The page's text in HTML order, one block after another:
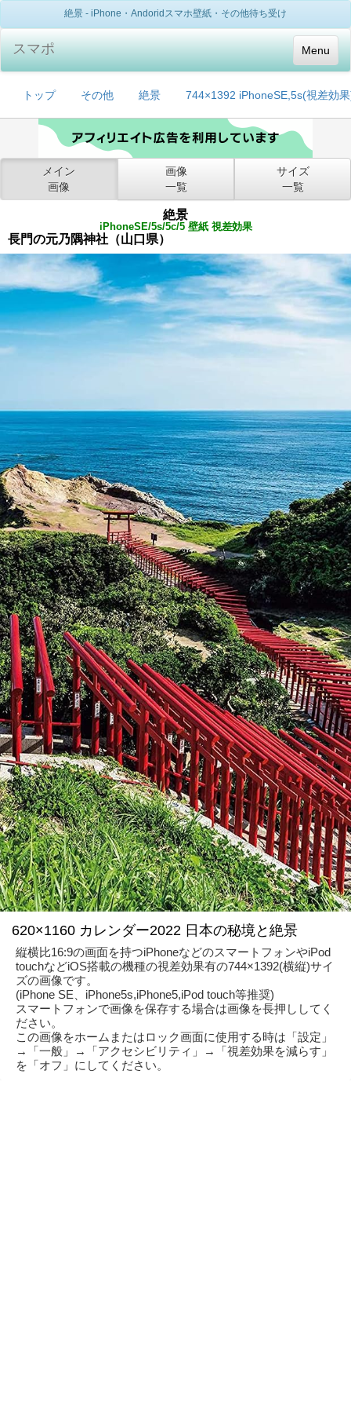
絶景 - iPhone・Andoridスマホ壁紙・その他待ち受け
Menu
スマポ
トップ その他 絶景 744×1392 iPhoneSE,5s(視差効
メイン
画像
画像
一覧
サイズ
一覧
絶景
iPhoneSE/5s/5c/5 壁紙 視差効果
長門の元乃隅神社（山口県）
620×1160 カレンダー2022 日本の秘境と絶景
縦横比16:9の画面を持つiPhoneなどのスマートフォンやiPod
touchなどiOS搭載の機種の視差効果有の744×1392(横縦)サイ
ズの画像です。
(iPhone SE、iPhone5s,iPhone5,iPod touch等推奨)
スマートフォンで画像を保存する場合は画像を長押ししてく
ださい。
この画像をホームまたはロック画面に使用する時は「設定」
→「一般」→「アクセシビリティ」→「視差効果を減らす」
を「オフ」にしてください。